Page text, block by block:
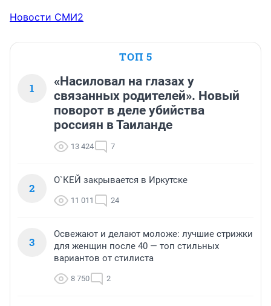
Новости СМИ2
ТОП 5
1
«Насиловал на глазах у
связанных родителей». Новый
поворот в деле убийства
россиян в Таиланде
13 424 7
2
О`КЕЙ закрывается в Иркутске
11 011 24
3
Освежают и делают моложе: лучшие стрижки
для женщин после 40 — топ стильных
вариантов от стилиста
8 750 2